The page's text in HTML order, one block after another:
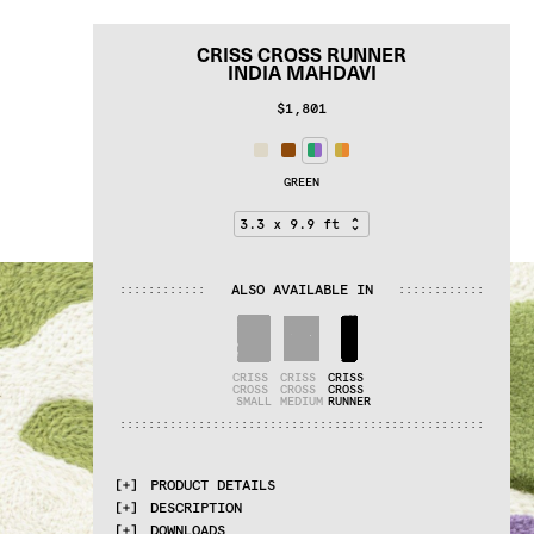
CRISS CROSS RUNNER
INDIA MAHDAVI
$1,801
GREEN
: : : : : : : : : : : : ALSO AVAILABLE IN : : : : : : : : : : : :
CRISS
CROSS
SMALL
CRISS
CROSS
MEDIUM
CRISS
CROSS
RUNNER
: : : : : : : : : : : : : : : : : : : : : : : : : : : : : : : : : : : : : : : : : : : : : : : : : : :
PRODUCT DETAILS
MATERIALS
DESCRIPTION
DOWNLOADS